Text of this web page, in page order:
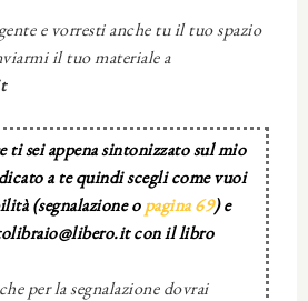
e vorresti anche tu il tuo spazio
il tuo materiale a
ti sei appena sintonizzato sul mio
a te quindi scegli come vuoi
(segnalazione opagina 69) e
con il libro
per la segnalazione dovrai